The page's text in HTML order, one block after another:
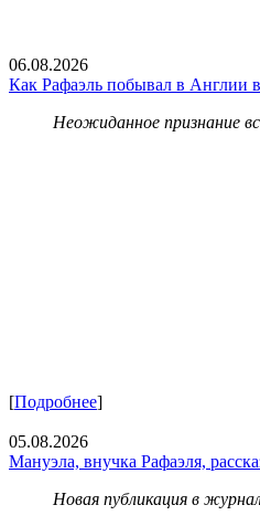
06.08.2026
Как Рафаэль побывал в Англии
Неожиданное признание
[Подробнее]
05.08.2026
Мануэла, внучка Рафаэля,
Новая публикация в